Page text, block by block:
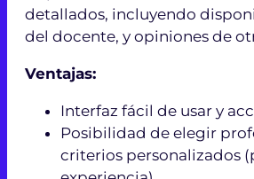
detallados, incluyendo
del docente, y opiniones de
Ventajas:
Interfaz fácil de usar y
Posibilidad de elegir
criterios personalizados